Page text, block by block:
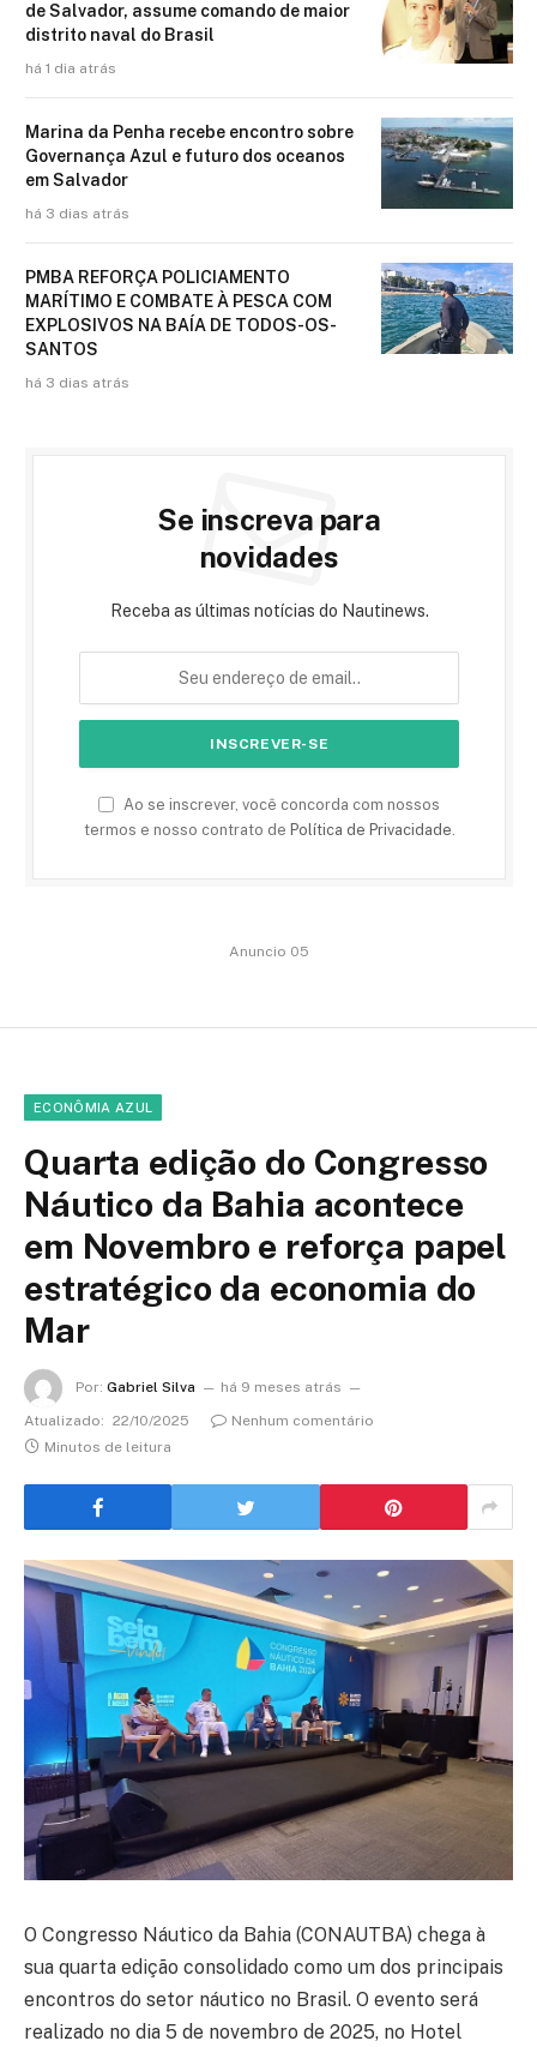
de Salvador, assume comando de maior
distrito naval do Brasil
há 1 dia atrás
Marina da Penha recebe encontro sobre
Governança Azul e futuro dos oceanos
em Salvador
há 3 dias atrás
PMBA REFORÇA POLICIAMENTO
MARÍTIMO E COMBATE À PESCA COM
EXPLOSIVOS NA BAÍA DE TODOS-OS-
SANTOS
há 3 dias atrás
Se inscreva para
novidades
Receba as últimas notícias do Nautinews.
Ao se inscrever, você concorda com nossos
termos e nosso contrato de Política de Privacidade.
Anuncio 05
ECONÔMIA AZUL
Quarta edição do Congresso
Náutico da Bahia acontece
em Novembro e reforça papel
estratégico da economia do
Mar
Por: Gabriel Silva
há 9 meses atrás
Atualizado: 22/10/2025
Nenhum comentário
Minutos de leitura
O Congresso Náutico da Bahia (CONAUTBA) chega à
sua quarta edição consolidado como um dos principais
encontros do setor náutico no Brasil. O evento será
realizado no dia 5 de novembro de 2025, no Hotel